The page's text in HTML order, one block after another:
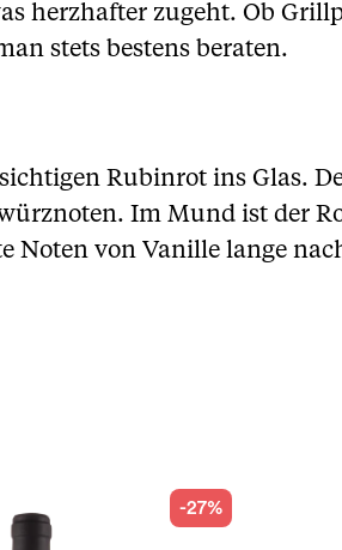
herzhafter zugeht. Ob
stets bestens beraten.
Rubinrot ins Glas.
Im Mund ist der
Noten von Vanille lange
-27%